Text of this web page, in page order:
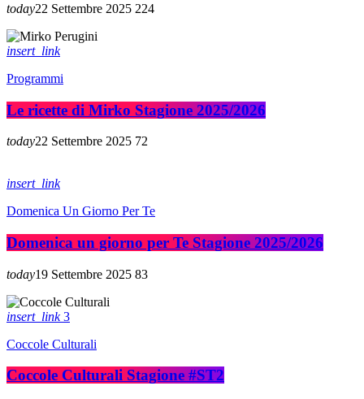
today22 Settembre 2025 224
insert_link
Programmi
Le ricette di Mirko Stagione 2025/2026
today22 Settembre 2025 72
insert_link
Domenica Un Giorno Per Te
Domenica un giorno per Te Stagione 2025/2026
today19 Settembre 2025 83
insert_link 3
Coccole Culturali
Coccole Culturali Stagione #ST2